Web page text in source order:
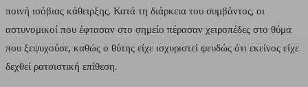
ποινή ισόβιας κάθειρξης. Κατά τη διάρκεια του συμβάντος, οι
αστυνομικοί που έφτασαν στο σημείο πέρασαν χειροπέδες στο θύμα
που ξεψυχούσε, καθώς ο θύτης είχε ισχυριστεί ψευδώς ότι εκείνος είχε
δεχθεί ρατσιστική επίθεση.